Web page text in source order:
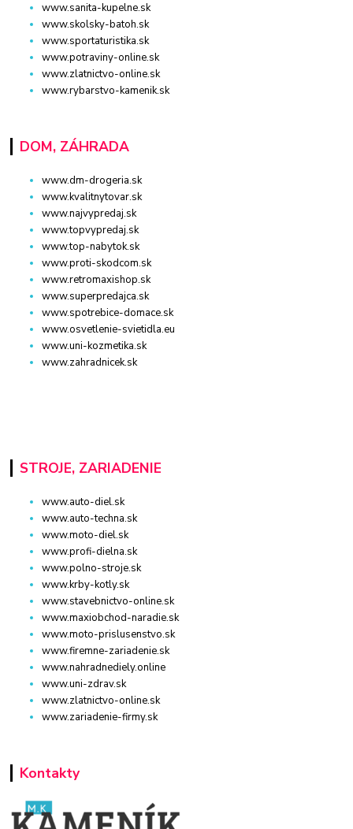
www.sanita-kupelne.sk
www.skolsky-batoh.sk
www.sportaturistika.sk
www.potraviny-online.sk
www.zlatnictvo-online.sk
www.rybarstvo-kamenik.sk
DOM, ZÁHRADA
www.dm-drogeria.sk
www.kvalitnytovar.sk
www.najvypredaj.sk
www.topvypredaj.sk
www.top-nabytok.sk
www.proti-skodcom.sk
www.retromaxishop.sk
www.superpredajca.sk
www.spotrebice-domace.sk
www.osvetlenie-svietidla.eu
www.uni-kozmetika.sk
www.zahradnicek.sk
STROJE, ZARIADENIE
www.auto-diel.sk
www.auto-techna.sk
www.moto-diel.sk
www.profi-dielna.sk
www.polno-stroje.sk
www.krby-kotly.sk
www.stavebnictvo-online.sk
www.maxiobchod-naradie.sk
www.moto-prislusenstvo.sk
www.firemne-zariadenie.sk
www.nahradnediely.online
www.uni-zdrav.sk
www.zlatnictvo-online.sk
www.zariadenie-firmy.sk
Kontakty